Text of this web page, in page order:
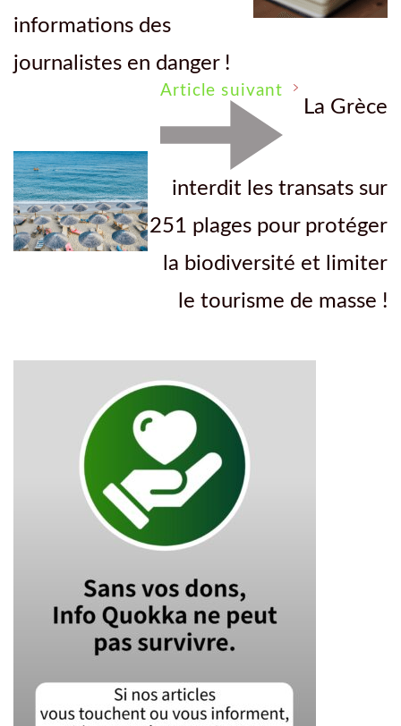
informations des
journalistes en danger !
Article suivant
La Grèce
interdit les transats sur
251 plages pour protéger
la biodiversité et limiter
le tourisme de masse !